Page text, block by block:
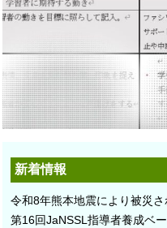
新着情報
令和8年熊本地震により被災
第16回JaNSSL指導者養成ベ